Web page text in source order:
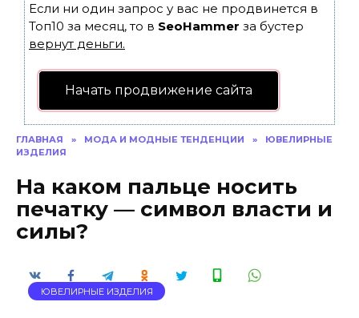
Если ни один запрос у вас не продвинется в
Топ10 за месяц, то в SeoHammer за бустер
вернут деньги.
Начать продвижение сайта
ГЛАВНАЯ » МОДА И МОДНЫЕ ТЕНДЕНЦИИ »
ЮВЕЛИРНЫЕ
ИЗДЕЛИЯ
На каком пальце носить
печатку — символ власти и
силы?
ЮВЕЛИРНЫЕ ИЗДЕЛИЯ